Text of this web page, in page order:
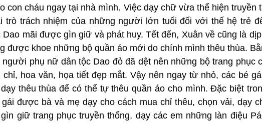
con cháu ngay tại nhà mình. Việc dạy chữ vừa thể hiện truyền
trò trách nhiệm của những người lớn tuổi đối với thế hệ trẻ
Dao mãi được gìn giữ và phát huy. Tết đến, Xuân về cũng là
được khoe những bộ quần áo mới do chính mình thêu thùa.
người phụ nữ dân tộc Dao đỏ đã dệt nên những bộ trang phục
hoa văn, họa tiết đẹp mắt. Vậy nên ngay từ nhỏ, các bé
thêu thùa để có thể tự thêu quần áo cho mình. Đặc biệt
được bà và mẹ dạy cho cách mua chỉ thêu, chọn vải, dạy
giữ trang phục truyền thống, dạy các em những làn điệu